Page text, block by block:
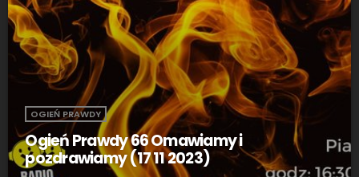
OGIEŃ PRAWDY
Ogień Prawdy 66 Omawiamy i
pozdrawiamy (17 11 2023)